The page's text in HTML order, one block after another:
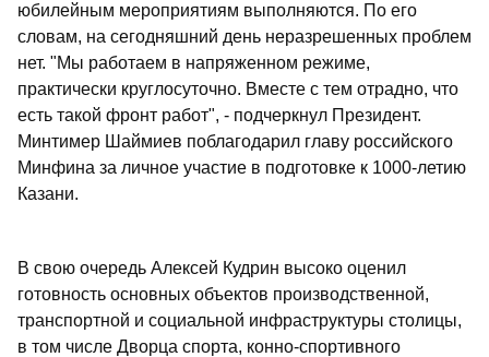
юбилейным мероприятиям выполняются. По его
словам, на сегодняшний день неразрешенных проблем
нет. "Мы работаем в напряженном режиме,
практически круглосуточно. Вместе с тем отрадно, что
есть такой фронт работ", - подчеркнул Президент.
Минтимер Шаймиев поблагодарил главу российского
Минфина за личное участие в подготовке к 1000-летию
Казани.
В свою очередь Алексей Кудрин высоко оценил
готовность основных объектов производственной,
транспортной и социальной инфраструктуры столицы,
в том числе Дворца спорта, конно-спортивного